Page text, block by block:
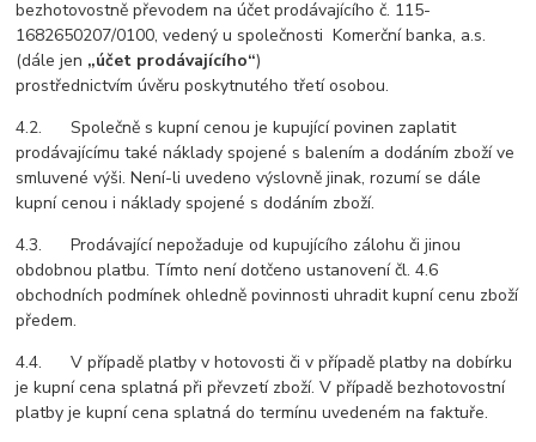
bezhotovostně převodem na účet prodávajícího č. 115-
1682650207/0100, vedený u společnosti Komerční banka, a.s.
(dále jen „účet prodávajícího“)
prostřednictvím úvěru poskytnutého třetí osobou.
4.2. Společně s kupní cenou je kupující povinen zaplatit
prodávajícímu také náklady spojené s balením a dodáním zboží ve
smluvené výši. Není-li uvedeno výslovně jinak, rozumí se dále
kupní cenou i náklady spojené s dodáním zboží.
4.3. Prodávající nepožaduje od kupujícího zálohu či jinou
obdobnou platbu. Tímto není dotčeno ustanovení čl. 4.6
obchodních podmínek ohledně povinnosti uhradit kupní cenu zboží
předem.
4.4. V případě platby v hotovosti či v případě platby na dobírku
je kupní cena splatná při převzetí zboží. V případě bezhotovostní
platby je kupní cena splatná do termínu uvedeném na faktuře.